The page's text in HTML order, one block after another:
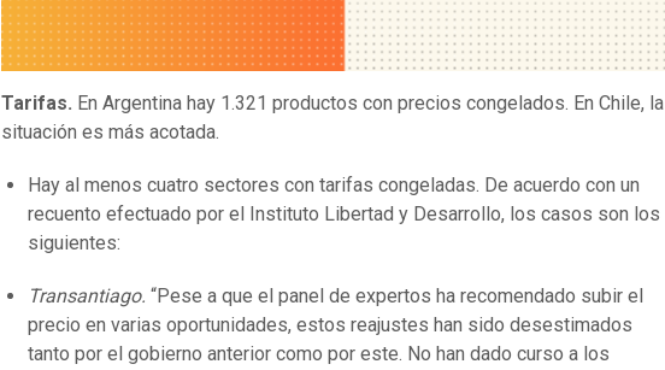
Tarifas. En Argentina hay 1.321 productos con precios congelados. En Chile, la
situación es más acotada.
Hay al menos cuatro sectores con tarifas congeladas. De acuerdo con un
recuento efectuado por el Instituto Libertad y Desarrollo, los casos son los
siguientes:
Transantiago. “Pese a que el panel de expertos ha recomendado subir el
precio en varias oportunidades, estos reajustes han sido desestimados
tanto por el gobierno anterior como por este. No han dado curso a los